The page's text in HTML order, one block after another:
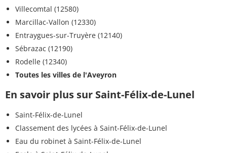
Villecomtal (12580)
Marcillac-Vallon (12330)
Entraygues-sur-Truyère (12140)
Sébrazac (12190)
Rodelle (12340)
Toutes les villes de l'Aveyron
En savoir plus sur Saint-Félix-de-Lunel
Saint-Félix-de-Lunel
Classement des lycées à Saint-Félix-de-Lunel
Eau du robinet à Saint-Félix-de-Lunel